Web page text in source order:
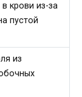
крови из-за
пустой
из